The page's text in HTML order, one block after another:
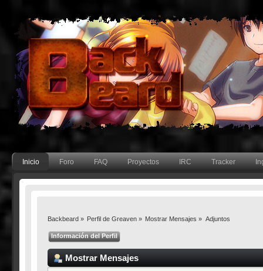
Inicio Foro FAQ Proyectos IRC Tracker
Backbeard» Perfil de Greaven» Mostrar Mensajes » Adjuntos
Información del Perfil
Mostrar Mensajes